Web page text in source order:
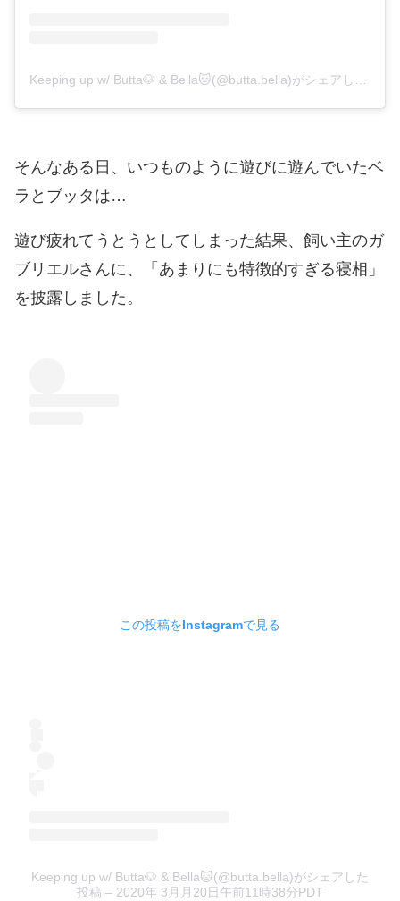
Keeping up w/ Butta🐶 & Bella🐱(@butta.bella)がシェアした投稿
そんなある日、いつものように遊びに遊んでいたベ
ラとブッタは…
遊び疲れてうとうとしてしまった結果、飼い主のガ
ブリエルさんに、「あまりにも特徴的すぎる寝相」
を披露しました。
この投稿をInstagramで見る
Keeping up w/ Butta🐶 & Bella🐱(@butta.bella)がシェアした
投稿 – 2020年 3月月20日午前11時38分PDT